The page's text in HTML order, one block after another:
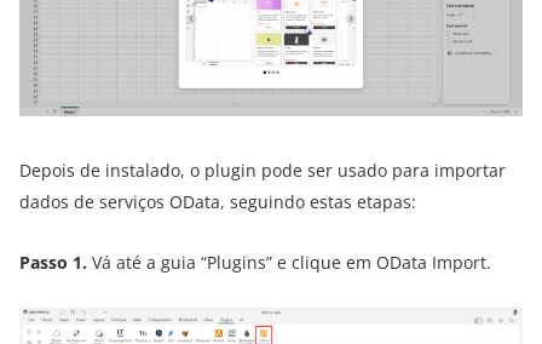
Depois de instalado, o plugin pode ser usado para importar
dados de serviços OData, seguindo estas etapas:
Passo 1. Vá até a guia “Plugins” e clique em OData Import.